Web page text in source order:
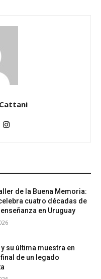
de la Buena Memoria:
cuatro décadas de
en Uruguay
su última muestra en
de un legado